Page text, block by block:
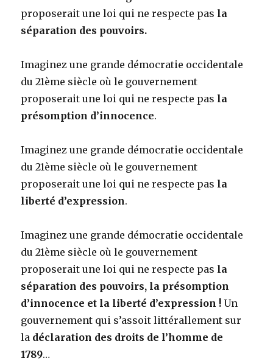
proposerait une loi qui ne respecte pas la
séparation des pouvoirs.
Imaginez une grande démocratie occidentale
du 21ème siècle où le gouvernement
proposerait une loi qui ne respecte pas la
présomption d’innocence.
Imaginez une grande démocratie occidentale
du 21ème siècle où le gouvernement
proposerait une loi qui ne respecte pas la
liberté d’expression.
Imaginez une grande démocratie occidentale
du 21ème siècle où le gouvernement
proposerait une loi qui ne respecte pas la
séparation des pouvoirs, la présomption
d’innocence et la liberté d’expression ! Un
gouvernement qui s’assoit littérallement sur
la déclaration des droits de l’homme de
1789…